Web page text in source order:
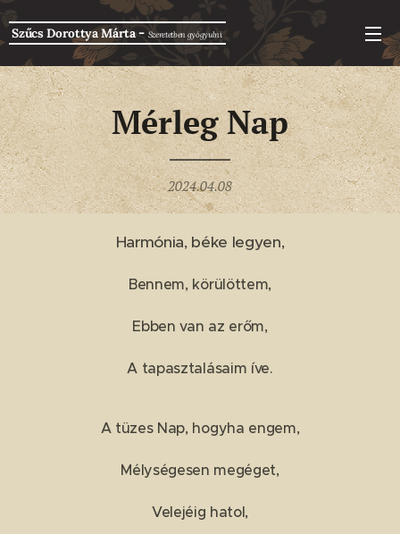
Szűcs Dorottya Márta-Szeretetben gyógyulni
Mérleg Nap
2024.04.08
Harmónia, béke legyen,
Bennem, körülöttem,
Ebben van az erőm,
A tapasztalásaim íve.
A tüzes Nap, hogyha engem,
Mélységesen megéget,
Velejéig hatol,